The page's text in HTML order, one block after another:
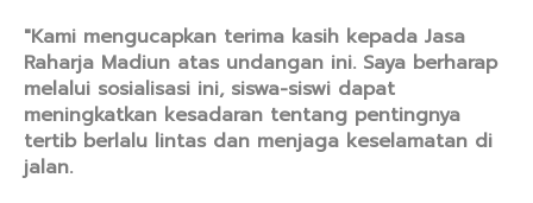
"Kami mengucapkan terima kasih kepada Jasa
Raharja Madiun atas undangan ini. Saya berharap
melalui sosialisasi ini, siswa-siswi dapat
meningkatkan kesadaran tentang pentingnya
tertib berlalu lintas dan menjaga keselamatan di
jalan.